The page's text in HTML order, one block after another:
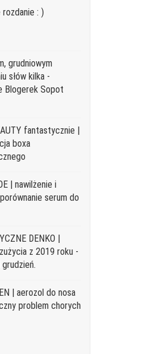
: )
grudniowym
słów kilka -
Blogerek Sopot
fantastycznie |
boxa
| nawilżenie i
serum do
DENKO |
z 2019 roku -
| aerozol do nosa
problem chorych